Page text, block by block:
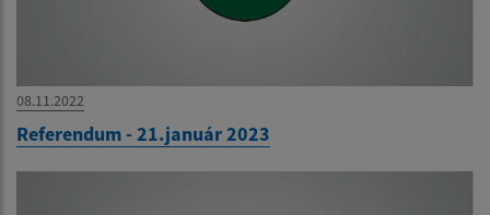
08.11.2022
Referendum - 21.január 2023